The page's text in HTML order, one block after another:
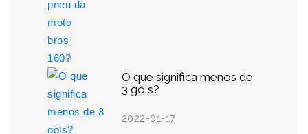
O que significa menos de
3 gols?
2022-01-17